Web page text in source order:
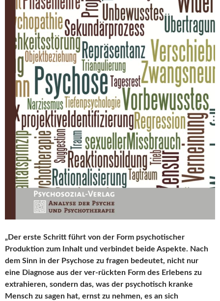
„Der erste Schritt führt von der Form psychotischer
Produktion zum Inhalt und verbindet beide Aspekte. Nach
dem Sinn in der Psychose zu fragen bedeutet, nicht nur
eine Diagnose aus der ver-rückten Form des Erlebens zu
extrahieren, sondern das, was der psychotisch kranke
Mensch zu sagen hat, ernst zu nehmen, es an sich